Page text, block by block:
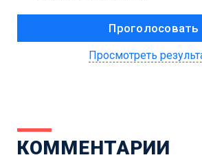
Просмотреть
КОММЕНТАРИИ